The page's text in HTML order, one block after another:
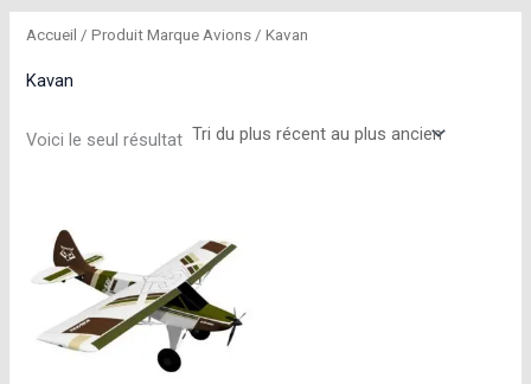
Accueil / Produit Marque Avions / Kavan
Kavan
Voici le seul résultat